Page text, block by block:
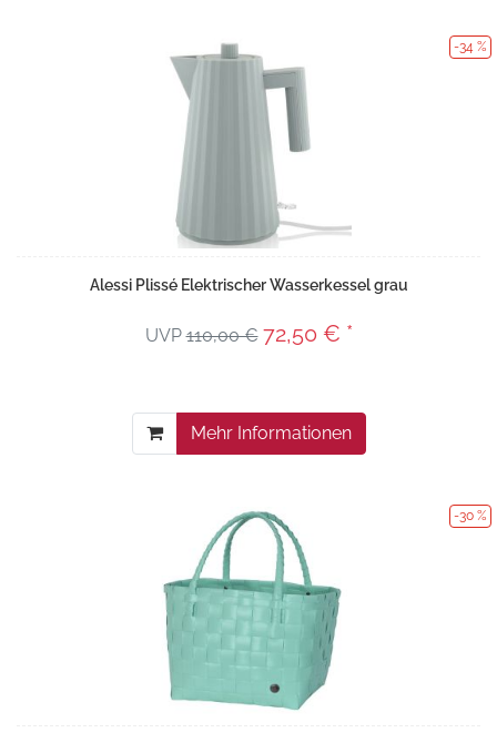
-34 %
Alessi Plissé Elektrischer Wasserkessel grau
UVP110,00 € 72,50 € *
Mehr Informationen
-30 %